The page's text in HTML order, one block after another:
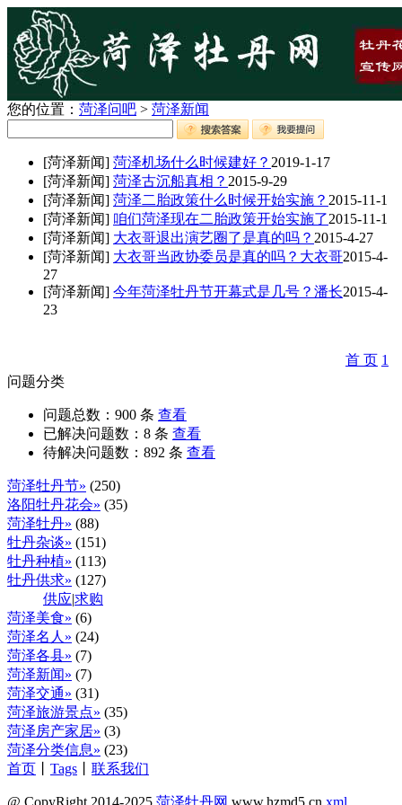
您的位置： 菏泽问吧 > 菏泽新闻
[菏泽新闻] 菏泽机场什么时候建好？ 2019-1-17
[菏泽新闻] 菏泽古沉船真相？ 2015-9-29
[菏泽新闻] 菏泽二胎政策什么时候开始实施？ 2015-11-1
[菏泽新闻] 咱们菏泽现在二胎政策开始实施了2015-11-1
[菏泽新闻] 大衣哥退出演艺圈了是真的吗？ 2015-4-27
[菏泽新闻] 大衣哥当政协委员是真的吗？大衣哥2015-4-
27
[菏泽新闻] 今年菏泽牡丹节开幕式是几号？潘长2015-4-
23
首 页 1
问题分类
问题总数： 900 条 查看
已解决问题数： 8 条 查看
待解决问题数： 892 条 查看
菏泽牡丹节» (250)
洛阳牡丹花会» (35)
菏泽牡丹» (88)
牡丹杂谈» (151)
牡丹种植» (113)
牡丹供求» (127)
供应|求购
菏泽美食» (6)
菏泽名人» (24)
菏泽各县» (7)
菏泽新闻» (7)
菏泽交通» (31)
菏泽旅游景点» (35)
菏泽房产家居» (3)
菏泽分类信息» (23)
首页
Tags 联系我们